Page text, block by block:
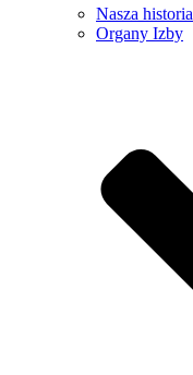
Nasza historia
Organy Izby